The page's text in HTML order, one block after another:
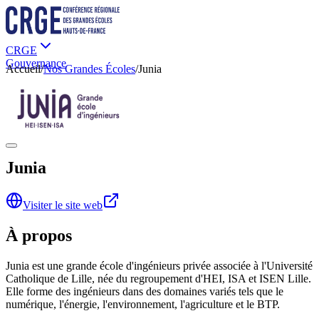
CRGE
Gouvernance
Actualités
Partenariats
Contact
Accueil/Nos Grandes Écoles/Junia
Junia
Visiter le site web
À propos
Junia est une grande école d'ingénieurs privée associée à l'Université
Catholique de Lille, née du regroupement d'HEI, ISA et ISEN Lille.
Elle forme des ingénieurs dans des domaines variés tels que le
numérique, l'énergie, l'environnement, l'agriculture et le BTP.